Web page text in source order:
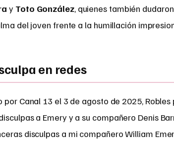
y Toto González, quienes también
del joven frente a la humillación
en redes
Canal 13 el 3 de agosto de 2025, Robles
a Emery y a su compañero Denis
disculpas a mi compañero William